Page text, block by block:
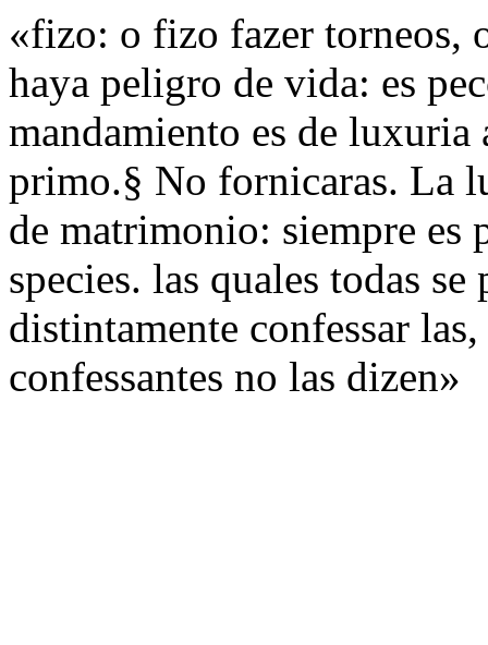
«fizo: o fizo fazer torneos,
haya peligro de vida: es
mandamiento es de luxuria
primo.§ No fornicaras. La
de matrimonio: siempre es
species. las quales todas
distintamente confessar
confessantes no las dizen»